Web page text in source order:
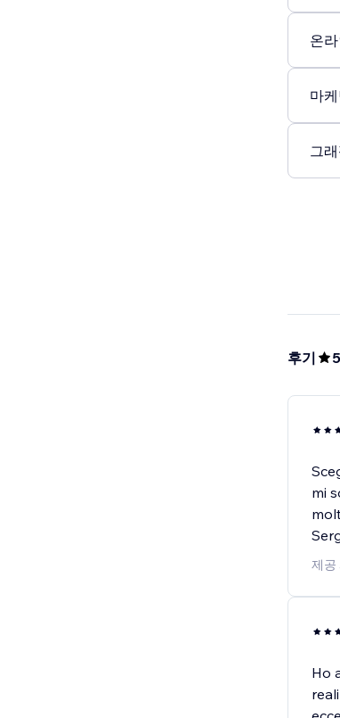
온
마
그
후기
mi
제공
Ho